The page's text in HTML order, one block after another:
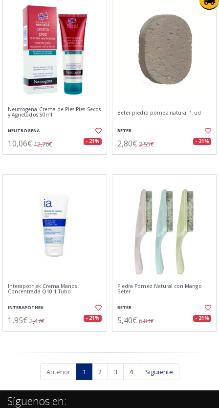
Neutrogena Crema de Pies Pies Secos
y Agrietados 50ml
NEUTROGENA
10,06€ 12,76€ - 21%
Beter piedra pómez natural 1 ud
BETER
2,80€ 3,55€ - 21%
Interapothek Crema Manos
Concentrada Q10 1 Tubo
INTERAPOTHEK
1,95€ 2,47€ - 21%
Piedra Pomez Natural con Mango
Beter
BETER
5,40€ 6,84€ - 21%
Anterior 1 2 3 4 Siguiente
Síguenos en: